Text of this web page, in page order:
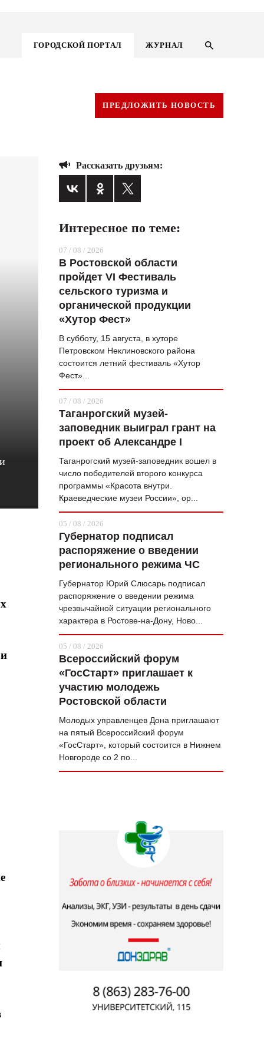
ГОРОДСКОЙ ПОРТАЛ ЖУРНАЛ
ГОРОДСКОЙ ПОРТАЛ
ВОПРОС НЕДЕЛИ
СТИЛЬ ЖИЗНИ
ХАЙП
ЧЕЛОВЕК ОСОБЕННЫЙ
КУЛЬТ ЕДЫ
АФИША
ЖУРНАЛ
ПРЕДЛОЖИТЬ НОВОСТЬ
Рассказать друзьям:
Интересное по теме:
07 / 08 / 2026
В Ростовской области
пройдет VI Фестиваль
сельского туризма и
органической продукции
«Хутор Фест»
В субботу, 15 августа, в хуторе
Петровском Неклиновского района
состоится летний фестиваль «Хутор
Фест»...
07 / 08 / 2026
Таганрогский музей-
заповедник выиграл грант на
проект об Александре I
Таганрогский музей-заповедник вошел в
число победителей второго конкурса
программы «Красота внутри.
Краеведческие музеи России», ор...
05 / 08 / 2026
Губернатор подписал
распоряжение о введении
регионального режима ЧС
Губернатор Юрий Слюсарь подписал
распоряжение о введении режима
чрезвычайной ситуации регионального
характера в Ростове-на-Дону, Ново...
05 / 08 / 2026
Всероссийский форум
«ГосСтарт» приглашает к
участию молодежь
Ростовской области
Молодых управленцев Дона приглашают
на пятый Всероссийский форум
«ГосСтарт», который состоится в Нижнем
Новгороде со 2 по...